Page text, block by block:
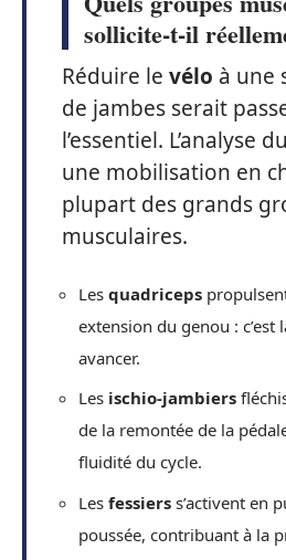
sollicite-t-il
Réduire le vélo à une
de jambes serait
l’essentiel. L’analyse
une mobilisation en
plupart des grands
musculaires.
Les quadriceps
extension du genou : c’est
avancer.
Les ischio-jambiers
de la remontée de la
fluidité du cycle.
Les fessiers s’activent en
poussée, contribuant à la